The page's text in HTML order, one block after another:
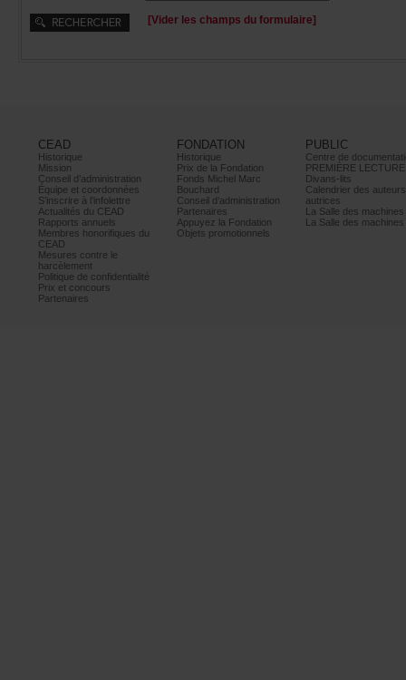
[Viderleschampsduformulaire]
CEAD
Historique
Mission
Conseild’administration
Équipeetcoordonnées
S’inscrireàl’infolettre
ActualitésduCEAD
Rapportsannuels
Membreshonorifiquesdu
CEAD
Mesurescontrele
harcèlement
Politiquedeconfidentialité
Prixetconcours
Partenaires
FONDATION
Historique
PrixdelaFondation
FondsMichelMarc
Bouchard
Conseild’administration
Partenaires
AppuyezlaFondation
Objetspromotionnels
PUBLIC
PREMIÈRELECTURE
Divans-lits
autrices